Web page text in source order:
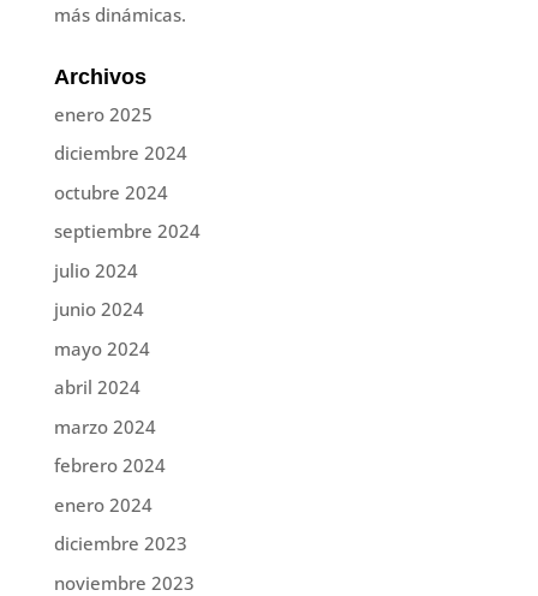
más dinámicas.
Archivos
enero 2025
diciembre 2024
octubre 2024
septiembre 2024
julio 2024
junio 2024
mayo 2024
abril 2024
marzo 2024
febrero 2024
enero 2024
diciembre 2023
noviembre 2023